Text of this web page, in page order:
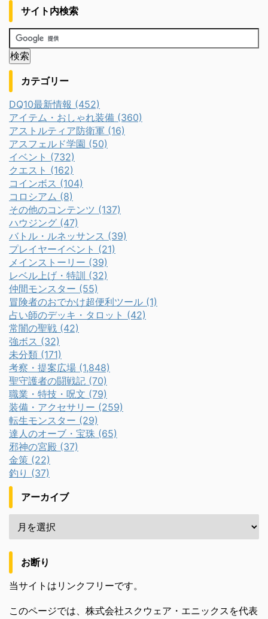
サイト内検索
カテゴリー
DQ10最新情報 (452)
アイテム・おしゃれ装備 (360)
アストルティア防衛軍 (16)
アスフェルド学園 (50)
イベント (732)
クエスト (162)
コインボス (104)
コロシアム (8)
その他のコンテンツ (137)
ハウジング (47)
バトル・ルネッサンス (39)
プレイヤーイベント (21)
メインストーリー (39)
レベル上げ・特訓 (32)
仲間モンスター (55)
冒険者のおでかけ超便利ツール (1)
占い師のデッキ・タロット (42)
常闇の聖戦 (42)
強ボス (32)
未分類 (171)
考察・提案広場 (1,848)
聖守護者の闘戦記 (70)
職業・特技・呪文 (79)
装備・アクセサリー (259)
転生モンスター (29)
達人のオーブ・宝珠 (65)
邪神の宮殿 (37)
金策 (22)
釣り (37)
アーカイブ
お断り
当サイトはリンクフリーです。
このページでは、株式会社スクウェア・エニックスを代表